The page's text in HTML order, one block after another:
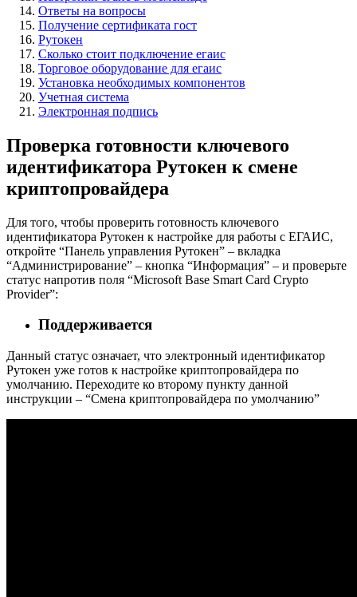
Ответы на вопросы
Получение сертификата гост
Рутокен
Сколько стоит подключение егаис
Торговое оборудование для егаис
Установка необходимых компонентов
Учетная система
Электронная подпись
Проверка готовности ключевого
идентификатора Рутокен к смене
криптопровайдера
Для того, чтобы проверить готовность ключевого
идентификатора Рутокен к настройке для работы с ЕГАИС,
откройте “Панель управления Рутокен” – вкладка
“Администрирование” – кнопка “Информация” – и проверьте
статус напротив поля “Microsoft Base Smart Card Crypto
Provider”:
Поддерживается
Данный статус означает, что электронный идентификатор
Рутокен уже готов к настройке криптопровайдера по
умолчанию. Переходите ко второму пункту данной
инструкции – “Смена криптопровайдера по умолчанию”